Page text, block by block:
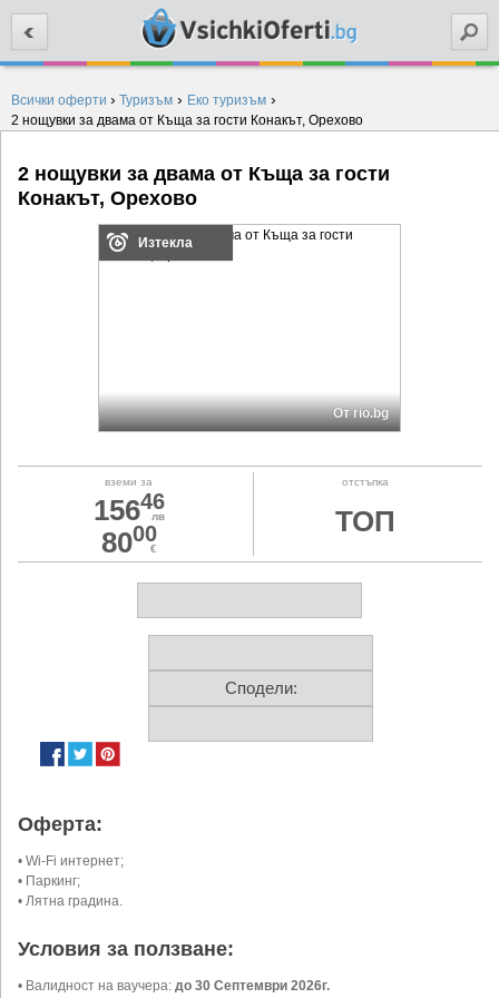
Всички оферти › Туризъм › Еко туризъм ›
2 нощувки за двама от Къща за гости Конакът, Орехово
2 нощувки за двама от Къща за гости
Конакът, Орехово
Изтекла
От rio.bg
вземи за
15646
лв
8000
€
отстъпка
ТОП
Сподели:
Оферта:
• Wi-Fi интернет;
• Паркинг;
• Лятна градина.
Условия за ползване:
• Валидност на ваучера: до 30 Септември 2026г.